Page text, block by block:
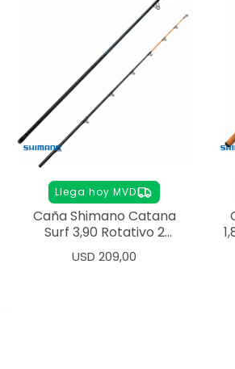
Llega hoy MVD
Caña Shimano Catana
Surf 3,90 Rotativo 2
Tramos
USD 209,00